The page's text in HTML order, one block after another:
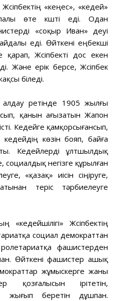
«кеңес», «кедей»
өте күшті еді. Одан
«соқыр Иван» деуі
еді. Өйткені еңбекші
Жүсіпбекті дос екен
Жəне ерік берсе, Жүсіпбек
біледі.
алдау ретінде 1905 жылғы
қанын ағызатын Жапон
Кедейге қамқорсығансып,
көзін бояп, байға
Кедейлерді ұлтшылдық
социалдық негізге құрылған
«қазақ» иісін сіңіруге,
теріс тəрбиелеуге
Жүсіпбектің
социал демократтан
фашистерден
Өйткені фашистер ашық
жұмыскерге жаны
қозғалысын ірітетін,
жығып беретін дұшпан.